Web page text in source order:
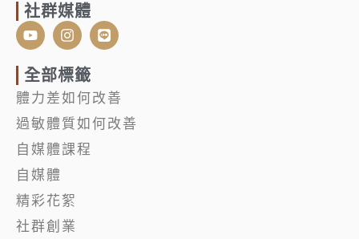
社群媒體
Y
o
u
t
u
b
e
I
n
s
t
a
g
r
a
m
L
i
n
全部標籤
體力差如何改善
過敏體質如何改善
自媒體課程
自媒體
精彩花絮
社群創業